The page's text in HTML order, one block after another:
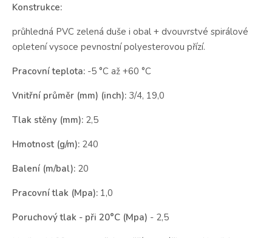
Konstrukce:
průhledná PVC zelená duše i obal + dvouvrstvé spirálové
opletení vysoce pevnostní polyesterovou přízí.
Pracovní teplota: -5 °C až +60 °C
Vnitřní průměr (mm) (inch): 3/4, 19,0
Tlak stěny (mm): 2,5
Hmotnost (g/m): 240
Balení (m/bal): 20
Pracovní tlak (Mpa): 1,0
Poruchový tlak - při 20°C (Mpa) - 2,5